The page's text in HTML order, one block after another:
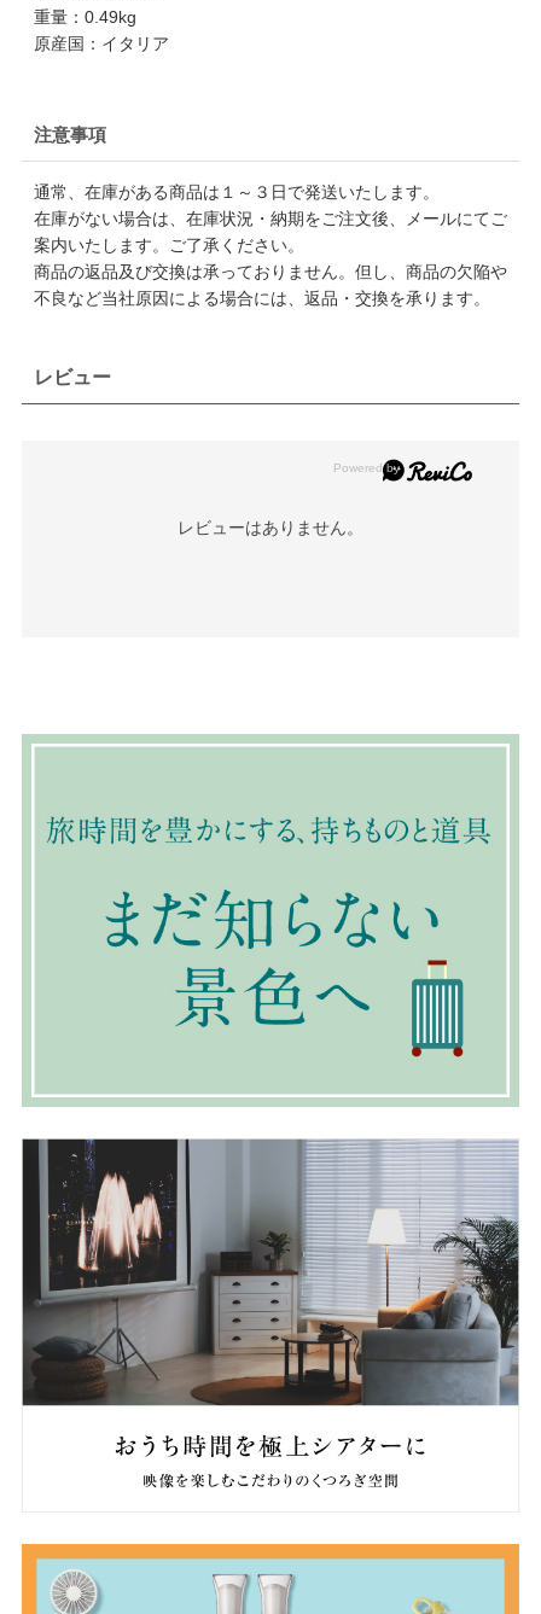
重量：0.49kg
原産国：イタリア
注意事項
通常、在庫がある商品は１～３日で発送いたします。
在庫がない場合は、在庫状況・納期をご注文後、メールにてご
案内いたします。ご了承ください。
商品の返品及び交換は承っておりません。但し、商品の欠陥や
不良など当社原因による場合には、返品・交換を承ります。
レビュー
レビューはありません。